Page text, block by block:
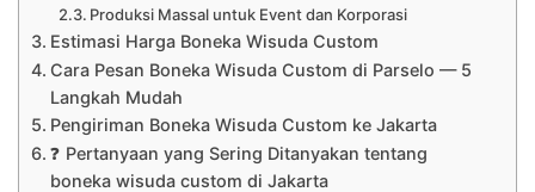
Produksi Massal untuk Event dan Korporasi
Estimasi Harga Boneka Wisuda Custom
Cara Pesan Boneka Wisuda Custom di Parselo — 5
Langkah Mudah
Pengiriman Boneka Wisuda Custom ke Jakarta
❓ Pertanyaan yang Sering Ditanyakan tentang
boneka wisuda custom di Jakarta